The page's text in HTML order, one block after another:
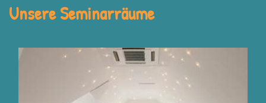
Unsere Seminarräume